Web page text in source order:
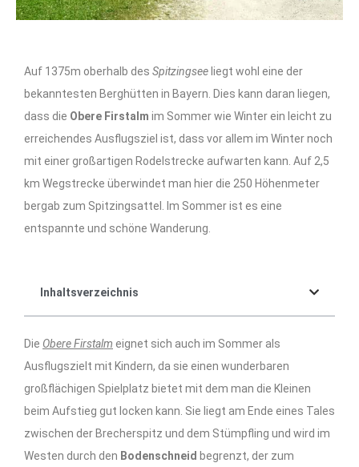
Auf 1375m oberhalb des Spitzingsee liegt wohl eine der
bekanntesten Berghütten in Bayern. Dies kann daran liegen,
dass die Obere Firstalm im Sommer wie Winter ein leicht zu
erreichendes Ausflugsziel ist, dass vor allem im Winter noch
mit einer großartigen Rodelstrecke aufwarten kann. Auf 2,5
km Wegstrecke überwindet man hier die 250 Höhenmeter
bergab zum Spitzingsattel. Im Sommer ist es eine
entspannte und schöne Wanderung.
Inhaltsverzeichnis
Die Obere Firstalm eignet sich auch im Sommer als
Ausflugszielt mit Kindern, da sie einen wunderbaren
großflächigen Spielplatz bietet mit dem man die Kleinen
beim Aufstieg gut locken kann. Sie liegt am Ende eines Tales
zwischen der Brecherspitz und dem Stümpfling und wird im
Westen durch den Bodenschneid begrenzt, der zum